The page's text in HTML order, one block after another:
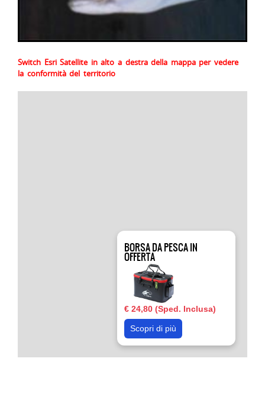
Switch Esri Satellite in alto a destra della mappa per vedere
la conformità del territorio
BORSA DA PESCA IN
OFFERTA
€ 24,80 (Sped. Inclusa)
Scopri di più